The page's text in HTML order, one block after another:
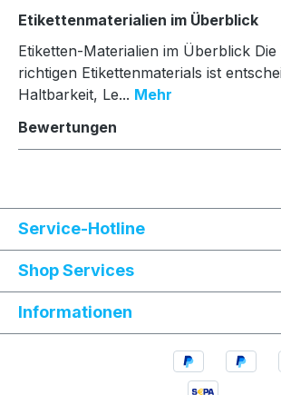
Etikettenmaterialien im Überblick
Etiketten-Materialien im Überblick Die
richtigen Etikettenmaterials ist
Haltbarkeit, Le... Mehr
Bewertungen
Service-Hotline
Shop Services
Informationen